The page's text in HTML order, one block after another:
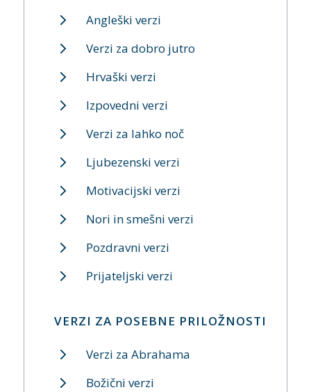
Angleški verzi
Verzi za dobro jutro
Hrvaški verzi
Izpovedni verzi
Verzi za lahko noč
Ljubezenski verzi
Motivacijski verzi
Nori in smešni verzi
Pozdravni verzi
Prijateljski verzi
VERZI ZA POSEBNE PRILOŽNOSTI
Verzi za Abrahama
Božični verzi